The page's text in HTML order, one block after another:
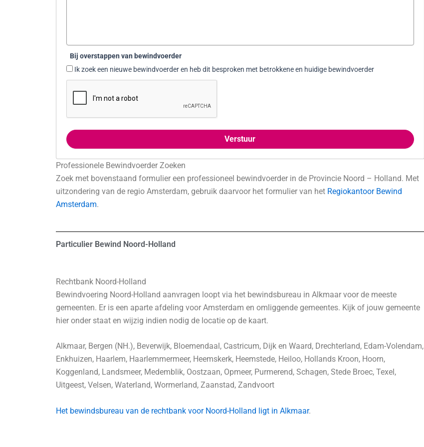
Bij overstappen van bewindvoerder
Ik zoek een nieuwe bewindvoerder en heb dit besproken met betrokkene en huidige bewindvoerder
Verstuur
Professionele Bewindvoerder Zoeken
Zoek met bovenstaand formulier een professioneel bewindvoerder in de Provincie Noord – Holland. Met
uitzondering van de regio Amsterdam, gebruik daarvoor het formulier van het Regiokantoor Bewind
Amsterdam.
Particulier Bewind Noord-Holland
Rechtbank Noord-Holland
Bewindvoering Noord-Holland aanvragen loopt via het bewindsbureau in Alkmaar voor de meeste
gemeenten. Er is een aparte afdeling voor Amsterdam en omliggende gemeentes. Kijk of jouw gemeente
hier onder staat en wijzig indien nodig de locatie op de kaart.
Alkmaar, Bergen (NH.), Beverwijk, Bloemendaal, Castricum, Dijk en Waard, Drechterland, Edam-Volendam,
Enkhuizen, Haarlem, Haarlemmermeer, Heemskerk, Heemstede, Heiloo, Hollands Kroon, Hoorn,
Koggenland, Landsmeer, Medemblik, Oostzaan, Opmeer, Purmerend, Schagen, Stede Broec, Texel,
Uitgeest, Velsen, Waterland, Wormerland, Zaanstad, Zandvoort
Het bewindsbureau van de rechtbank voor Noord-Holland ligt in Alkmaar.